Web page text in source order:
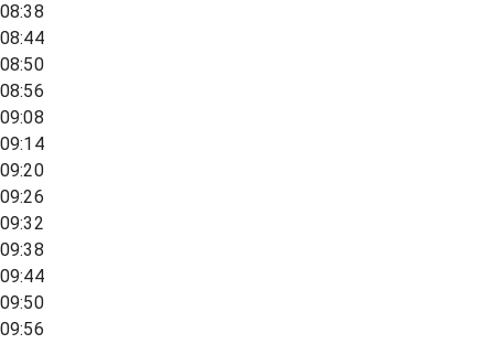
08:38
08:44
08:50
08:56
09:08
09:14
09:20
09:26
09:32
09:38
09:44
09:50
09:56